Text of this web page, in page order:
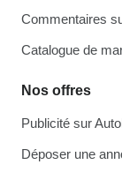
Commentaires
Catalogue de
Nos offres
Publicité sur
Déposer une